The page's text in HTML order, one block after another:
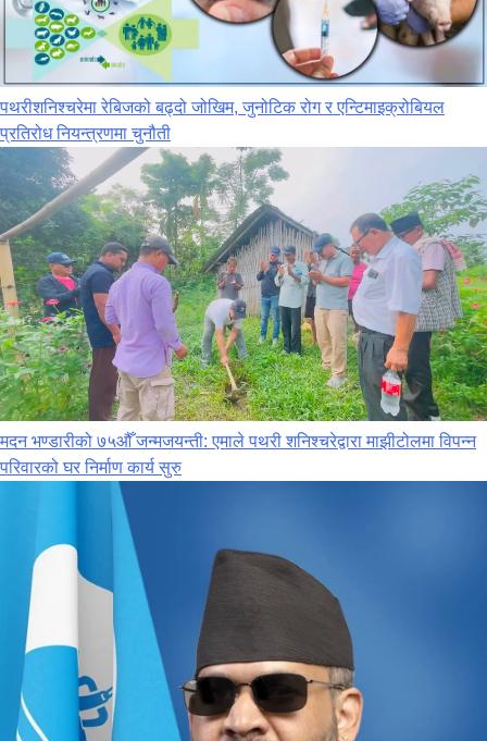
पथरीशनिश्‍चरेमा रेबिजको बढ्दो जोखिम, जुनोटिक रोग र एन्टिमाइक्रोबियल
प्रतिरोध नियन्त्रणमा चुनौती
मदन भण्डारीको ७५औँ जन्मजयन्ती: एमाले पथरी शनिश्चरेद्वारा माझीटोलमा विपन्न
परिवारको घर निर्माण कार्य सुरु